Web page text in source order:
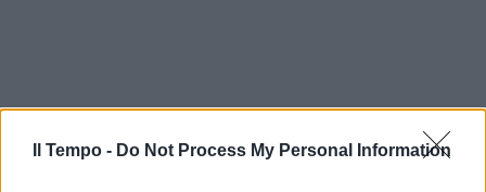
Il Tempo - Do Not Process My Personal Information